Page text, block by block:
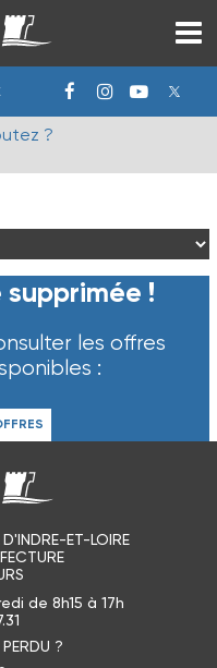
?
!
les offres
:
D'INDRE-ET-LOIRE
de 8h15 à 17h
PERDU ?